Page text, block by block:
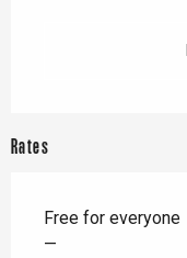
Rates
Free for everyone
—